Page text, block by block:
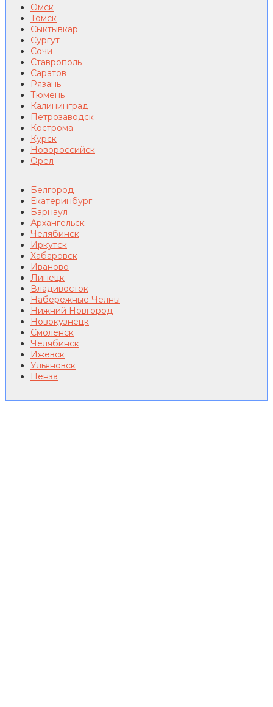
Омск
Томск
Сыктывкар
Сургут
Сочи
Ставрополь
Саратов
Рязань
Тюмень
Калининград
Петрозаводск
Кострома
Курск
Новороссийск
Орел
Белгород
Екатеринбург
Барнаул
Архангельск
Челябинск
Иркутск
Хабаровск
Иваново
Липецк
Владивосток
Набережные Челны
Нижний Новгород
Новокузнецк
Смоленск
Челябинск
Ижевск
Ульяновск
Пенза